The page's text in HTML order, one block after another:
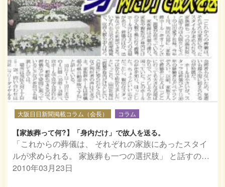
大阪日日新聞掲載コラム（会長） コラム
【家族葬って何?】「身内だけ」で故人を送る。
「これからの葬儀は、 それぞれの家族にあったスタイ
ルが求められる。 家族葬も一つの選択肢」 と話すの…
2010年03月23日